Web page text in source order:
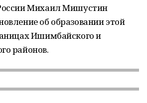
Михаил Мишустин
об образовании этой
Ишимбайского и
районов.